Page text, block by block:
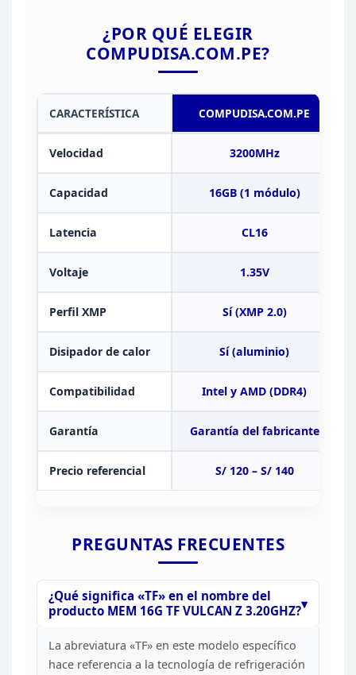
¿POR QUÉ ELEGIR
COMPUDISA.COM.PE?
CARACTERÍSTICA COMPUDISA.COM.PE
Velocidad 3200MHz
Capacidad 16GB(1 módulo)
Latencia CL16
Voltaje 1.35V
Perfil XMP Sí (XMP 2.0)
Disipador de calor Sí(aluminio)
Compatibilidad Intel y AMD (DDR4)
Garantía Garantía delfabricante
Precio referencial S/ 120 – S/140
PREGUNTAS FRECUENTES
¿Qué significa «TF» en el nombre del
producto MEM 16G TF VULCAN Z 3.20GHZ?
La abreviatura «TF» en este modelo específico
hace referencia a la tecnología de refrigeración